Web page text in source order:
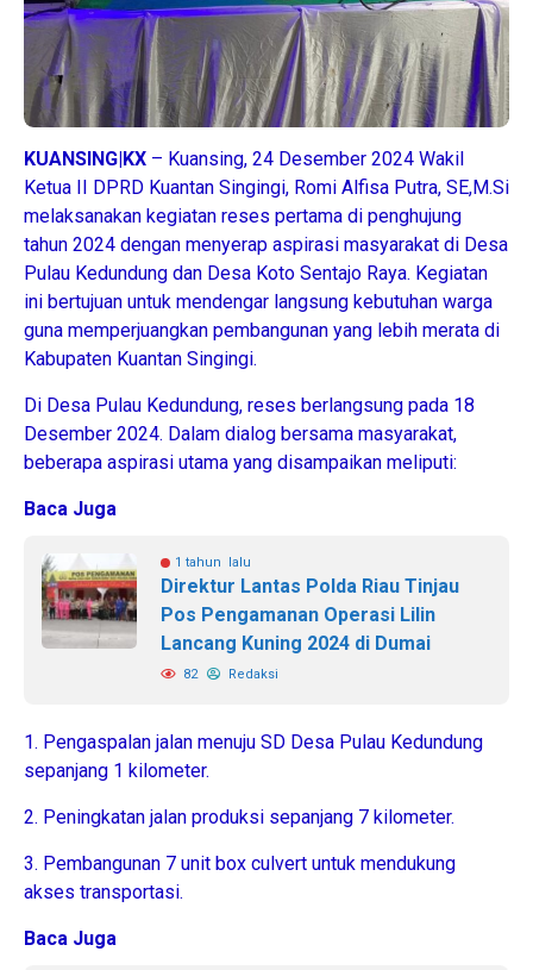
KUANSING|KX – Kuansing, 24 Desember 2024 Wakil
Ketua II DPRD Kuantan Singingi, Romi Alfisa Putra, SE,M.Si
melaksanakan kegiatan reses pertama di penghujung
tahun 2024 dengan menyerap aspirasi masyarakat di Desa
Pulau Kedundung dan Desa Koto Sentajo Raya. Kegiatan
ini bertujuan untuk mendengar langsung kebutuhan warga
guna memperjuangkan pembangunan yang lebih merata di
Kabupaten Kuantan Singingi.
Di Desa Pulau Kedundung, reses berlangsung pada 18
Desember 2024. Dalam dialog bersama masyarakat,
beberapa aspirasi utama yang disampaikan meliputi:
Baca Juga
1 tahun lalu
Direktur Lantas Polda Riau Tinjau
Pos Pengamanan Operasi Lilin
Lancang Kuning 2024 di Dumai
82 Redaksi
1. Pengaspalan jalan menuju SD Desa Pulau Kedundung
sepanjang 1 kilometer.
2. Peningkatan jalan produksi sepanjang 7 kilometer.
3. Pembangunan 7 unit box culvert untuk mendukung
akses transportasi.
Baca Juga